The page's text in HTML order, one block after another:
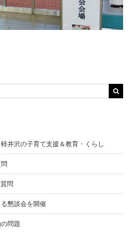
井沢の子育て支援＆教育・くらし
問
懇談会を開催
問題